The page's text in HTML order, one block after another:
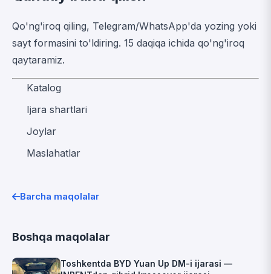
Qo'ng'iroq qiling, Telegram/WhatsApp'da yozing yoki
sayt formasini to'ldiring. 15 daqiqa ichida qo'ng'iroq
qaytaramiz.
Katalog
Ijara shartlari
Joylar
Maslahatlar
Barcha maqolalar
Boshqa maqolalar
Toshkentda BYD Yuan Up DM-i ijarasi —